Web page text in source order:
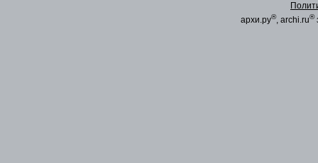
архи.ру®, archi.ru®